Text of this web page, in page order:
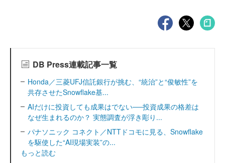
DB Press連載記事一覧
Honda／三菱UFJ信託銀行が挑む、“統治”と“俊敏性”を
共存させたSnowflake基...
AIだけに投資しても成果はでない──投資成果の格差は
なぜ生まれるのか？ 実態調査が浮き彫り...
パナソニック コネクト／NTTドコモに見る、Snowflake
を駆使した“AI現場実装”の...
もっと読む